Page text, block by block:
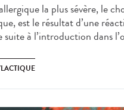
la plus sévère, le
est le résultat d’une
à l’introduction dans